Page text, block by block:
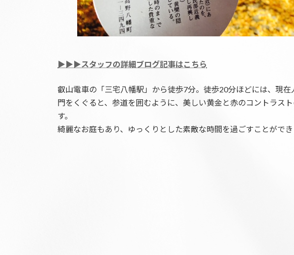
▶▶▶スタッフの詳細ブログ記事はこちら
叡山電車の「三宅八幡駅」から徒歩7分。徒歩20分ほどには、現在
門をくぐると、参道を囲むように、美しい黄金と赤のコントラス
す。
綺麗なお庭もあり、ゆっくりとした素敵な時間を過ごすことができ